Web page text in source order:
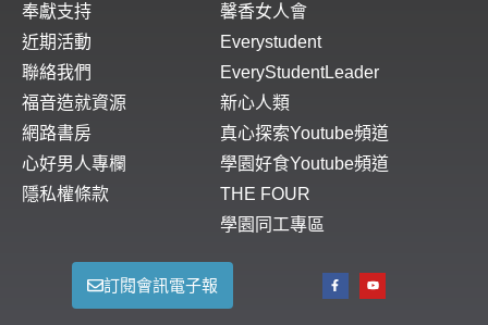
奉獻支持
近期活動
聯絡我們
福音造就資源
網路書房
心好男人專欄
隱私權條款
馨香女人會
Everystudent
EveryStudentLeader
新心人類
真心探索Youtube頻道
學園好食Youtube頻道
THE FOUR
學園同工專區
訂閱會訊電子報